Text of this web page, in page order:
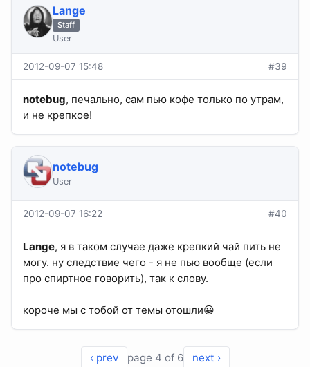
Lange
Staff
User
2012-09-07 15:48 #39
notebug, печально, сам пью кофе только по утрам,
и не крепкое!
notebug
User
2012-09-07 16:22 #40
Lange, я в таком случае даже крепкий чай пить не
могу. ну следствие чего - я не пью вообще (если
про спиртное говорить), так к слову.
короче мы с тобой от темы отошли😀
‹ prev page 4 of 6 next ›